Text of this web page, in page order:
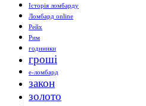
Історія ломбарду
Ломбард online
Рейх
Рим
годиники
гроші
е-ломбард
закон
золото